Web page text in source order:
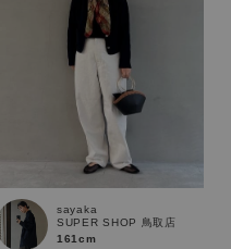
sayaka
SUPER SHOP 鳥取店
161cm